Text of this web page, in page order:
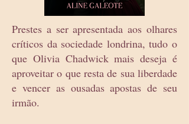
Prestes a ser apresentada aos olhares
críticos da sociedade londrina, tudo o
que Olivia Chadwick mais deseja é
aproveitar o que resta de sua liberdade
e vencer as ousadas apostas de seu
irmão.